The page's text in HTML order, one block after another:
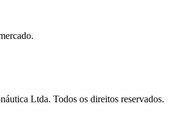
Ltda. Todos os direitos reservados.